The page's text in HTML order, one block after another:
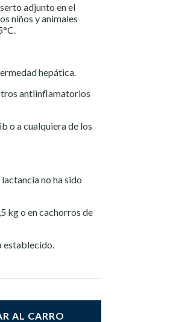
adjunto en el
niños y animales
hepática.
antiinflamatorios
o a cualquiera de los
no ha sido
kg o en cachorros de
establecido.
AL CARRO